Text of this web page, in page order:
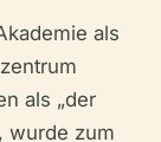
als
als „der
wurde zum